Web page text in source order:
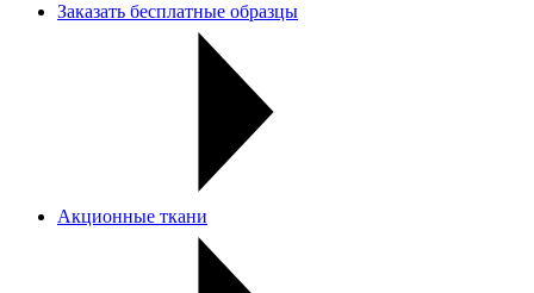
Заказать бесплатные образцы
Акционные ткани